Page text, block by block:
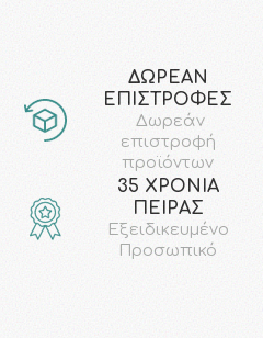
ΔΩΡΕΑΝ
ΕΠΙΣΤΡΟΦΕΣ
Δωρεάν
επιστροφή
προϊόντων
35 ΧΡΟΝΙΑ
ΠΕΙΡΑΣ
Εξειδικευμένο
Προσωπικό